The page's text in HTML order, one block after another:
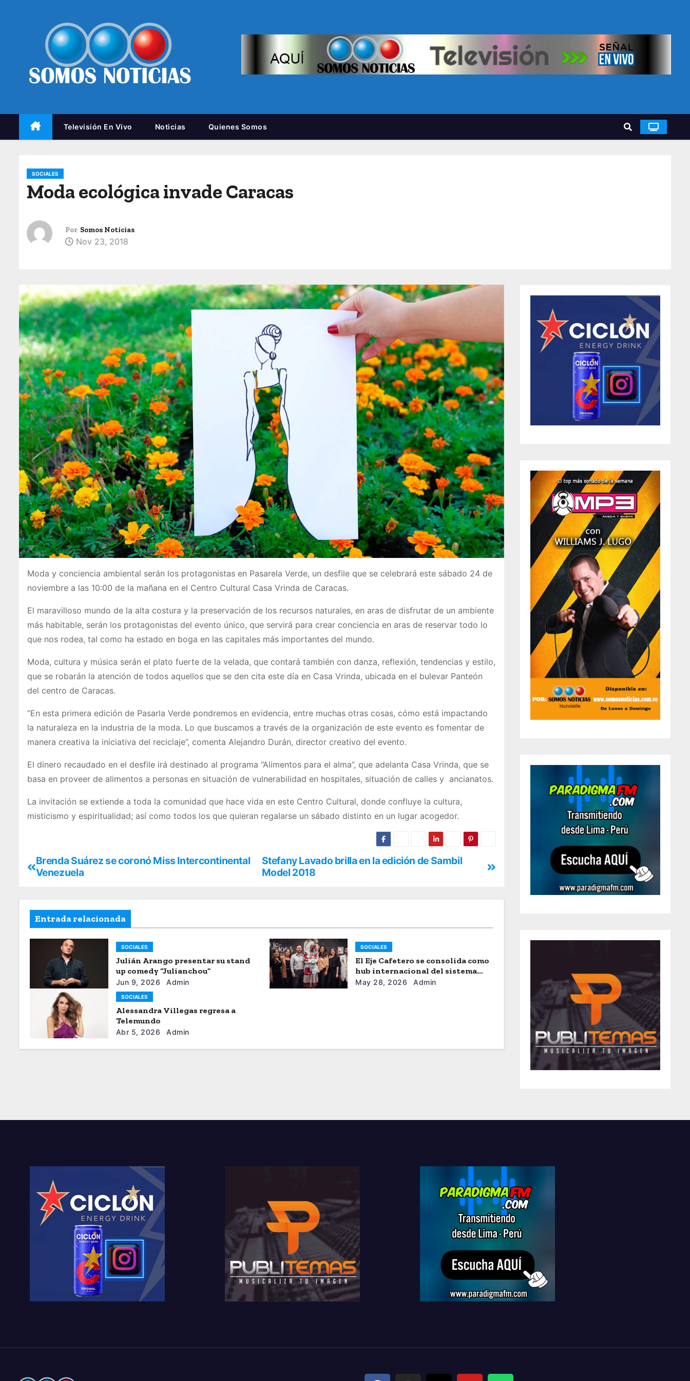
Televisión En Vivo Noticias Quienes Somos
SOCIALES
Moda ecológica invade Caracas
Por Somos Noticias
Nov 23, 2018
Moda y conciencia ambiental serán los protagonistas en Pasarela Verde, un desfile que se celebrará este sábado 24 de
noviembre a las 10:00 de la mañana en el Centro Cultural Casa Vrinda de Caracas.
El maravilloso mundo de la alta costura y la preservación de los recursos naturales, en aras de disfrutar de un ambiente
más habitable, serán los protagonistas del evento único, que servirá para crear conciencia en aras de reservar todo lo
que nos rodea, tal como ha estado en boga en las capitales más importantes del mundo.
Moda, cultura y música serán el plato fuerte de la velada, que contará también con danza, reflexión, tendencias y estilo,
que se robarán la atención de todos aquellos que se den cita este día en Casa Vrinda, ubicada en el bulevar Panteón
del centro de Caracas.
“En esta primera edición de Pasarla Verde pondremos en evidencia, entre muchas otras cosas, cómo está impactando
la naturaleza en la industria de la moda. Lo que buscamos a través de la organización de este evento es fomentar de
manera creativa la iniciativa del reciclaje”, comenta Alejandro Durán, director creativo del evento.
El dinero recaudado en el desfile irá destinado al programa “Alimentos para el alma”, que adelanta Casa Vrinda, que se
basa en proveer de alimentos a personas en situación de vulnerabilidad en hospitales, situación de calles y ancianatos.
La invitación se extiende a toda la comunidad que hace vida en este Centro Cultural, donde confluye la cultura,
misticismo y espiritualidad; así como todos los que quieran regalarse un sábado distinto en un lugar acogedor.
Stefany Lavado brilla en la edición de Sambil
Model 2018
Brenda Suárez se coronó Miss Intercontinental
Venezuela
Entrada relacionada
SOCIALES
Julián Arango presentar su stand
up comedy “Julianchou”
Jun 9, 2026 Admin
SOCIALES
El Eje Cafetero se consolida como
hub internacional del sistema
moda
May 28, 2026 Admin
SOCIALES
Alessandra Villegas regresa a
Telemundo
Abr 5, 2026 Admin